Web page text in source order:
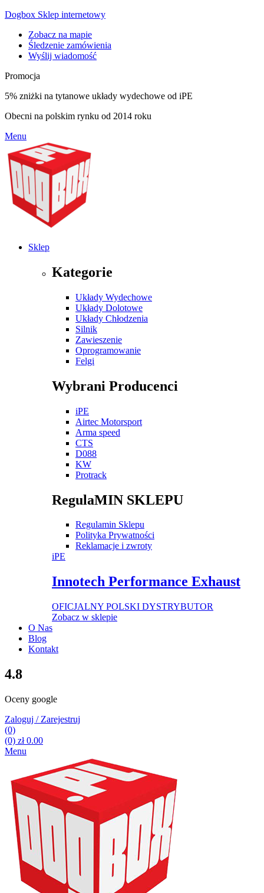
Dogbox Sklep internetowy
Zobacz na mapie
Śledzenie zamówienia
Wyślij wiadomość
Promocja
5% zniżki na tytanowe układy wydechowe od iPE
Obecni na polskim rynku od 2014 roku
Menu
Sklep
Kategorie
Układy Wydechowe
Układy Dolotowe
Układy Chłodzenia
Silnik
Zawieszenie
Oprogramowanie
Felgi
Wybrani Producenci
iPE
Airtec Motorsport
Arma speed
CTS
D088
KW
Protrack
RegulaMIN SKLEPU
Regulamin Sklepu
Polityka Prywatności
Reklamacje i zwroty
iPE
Innotech Performance Exhaust
OFICJALNY POLSKI DYSTRYBUTOR
Zobacz w sklepie
O Nas
Blog
Kontakt
4.8
Oceny google
Zaloguj / Zarejestruj
(0)
(0) zł0.00
Menu